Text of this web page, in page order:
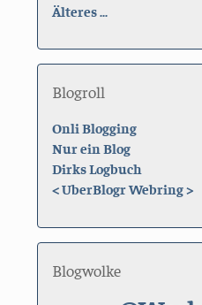
Älteres ...
Blogroll
Onli Blogging
Nur ein Blog
Dirks Logbuch
<UberBlogr Webring>
Blogwolke